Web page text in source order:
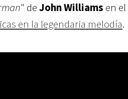
" deJohn Williams en
en la legendaria melodía.